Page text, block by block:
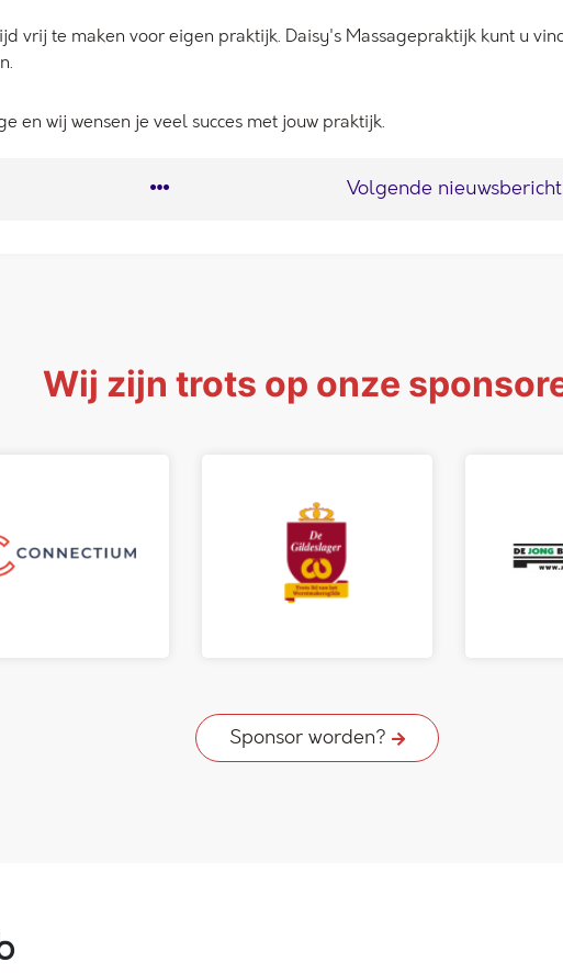
vrij te maken voor eigen praktijk. Daisy's Massagepraktijk kunt u
en wij wensen je veel succes met jouw praktijk.
Volgende nieuwsbericht
Wij zijn trots op onze
Sponsor worden?